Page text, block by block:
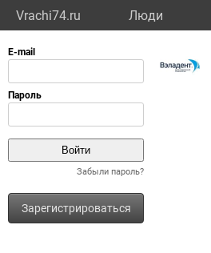
Vrachi74.ru Люди
Забыли пароль?
Зарегистрироваться